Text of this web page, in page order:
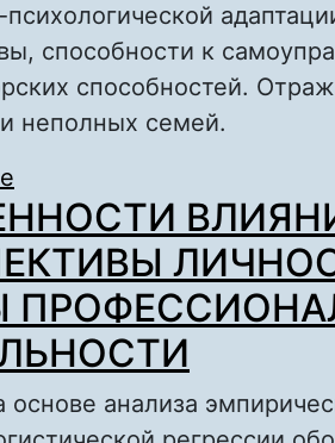
способности к
способностей.
неполных семей.
ИЗ НЕПОЛНЫХ СЕМЕЙ
основе анализа